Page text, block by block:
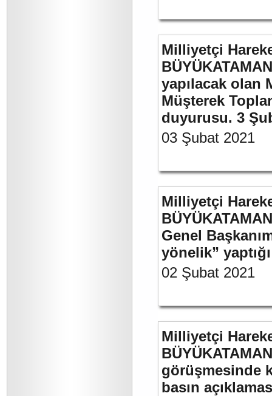
Milliyetçi
yapılacak olan
Müşterek
duyurusu. 3
03 Şubat 2021
Milliyetçi
Genel
yönelik”
02 Şubat 2021
Milliyetçi
görüşmesinde
basın